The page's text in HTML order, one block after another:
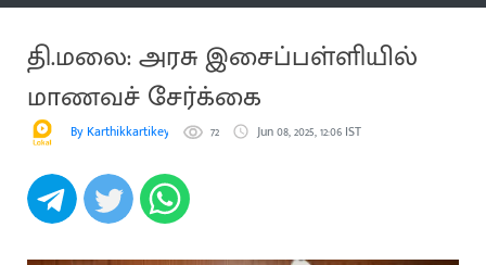
தி.மலை: அரசு இசைப்பள்ளியில்
மாணவச் சேர்க்கை
By Karthikkartikeyan 72 Jun 08, 2025, 12:06 IST